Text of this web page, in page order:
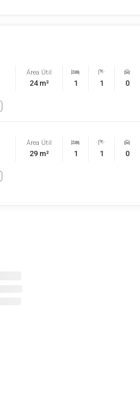
Área Útil
24 m² 1 1 0
Área Útil
29 m² 1 1 0